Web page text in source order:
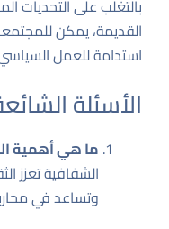
بالتغلب على التحديات
القديمة، يمكن
استدامة للعمل
الأسئلة
ما هي أهمية
الشفافية تعزز
وتساعد في